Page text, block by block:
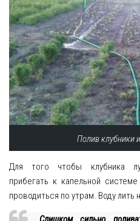
Полив клубники
Для того чтобы клубника
прибегать к капельной
проводиться по утрам. Воду лить